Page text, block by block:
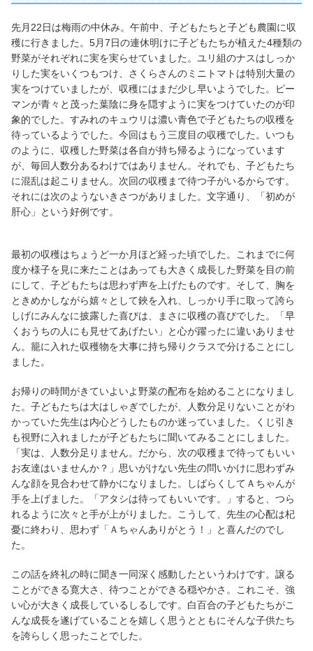
先月22日は梅雨の中休み。午前中、子どもたちと子ども農園に収
穫に行きました。5月7日の連休明けに子どもたちが植えた4種類の
野菜がそれぞれに実を実らせていました。ユリ組のナスはしっか
りした実をいくつもつけ、さくらさんのミニトマトは特別大量の
実をつけていましたが、収穫にはまだ少し早いようでした。ピー
マンが青々と茂った葉陰に身を隠すように実をつけていたのが印
象的でした。すみれのキュウリは濃い青色で子どもたちの収穫を
待っているようでした。今回はもう三度目の収穫でした。いつも
のように、収穫した野菜は各自が持ち帰るようになっています
が、毎回人数分あるわけではありません。それでも、子どもたち
に混乱は起こりません。次回の収穫まで待つ子がいるからです。
それには次のようないきさつがありました。文字通り、「初めが
肝心」という好例です。
最初の収穫はちょうど一か月ほど経った頃でした。これまでに何
度か様子を見に来たことはあっても大きく成長した野菜を目の前
にして、子どもたちは思わず声を上げたものです。そして、胸を
ときめかしながら嬉々として鋏を入れ、しっかり手に取って誇ら
しげにみんなに披露した喜びは、まさに収穫の喜びでした。「早
くおうちの人にも見せてあげたい」と心が躍ったに違いありませ
ん。籠に入れた収穫物を大事に持ち帰りクラスで分けることにし
ました。
お帰りの時間がきていよいよ野菜の配布を始めることになりまし
た。子どもたちは大はしゃぎでしたが、人数分足りないことがわ
かっていた先生は内心どうしたものか迷っていました。くじ引き
も視野に入れましたが子どもたちに聞いてみることにしました。
「実は、人数分足りません。だから、次の収穫まで待ってもいい
お友達はいませんか？」思いがけない先生の問いかけに思わずみ
んな顔を見合わせて静かになりました。しばらくしてＡちゃんが
手を上げました。「アタシは待ってもいいです。」すると、つら
れるように次々と手が上がりました。こうして、先生の心配は杞
憂に終わり、思わず「Ａちゃんありがとう！」と喜んだのでし
た。
この話を終礼の時に聞き一同深く感動したというわけです。譲る
ことができる寛大さ、待つことができる穏やかさ。これこそ、強
い心が大きく成長しているしるしです。白百合の子どもたちがこ
んな成長を遂げていることを嬉しく思うとともにそんな子供たち
を誇らしく思ったことでした。